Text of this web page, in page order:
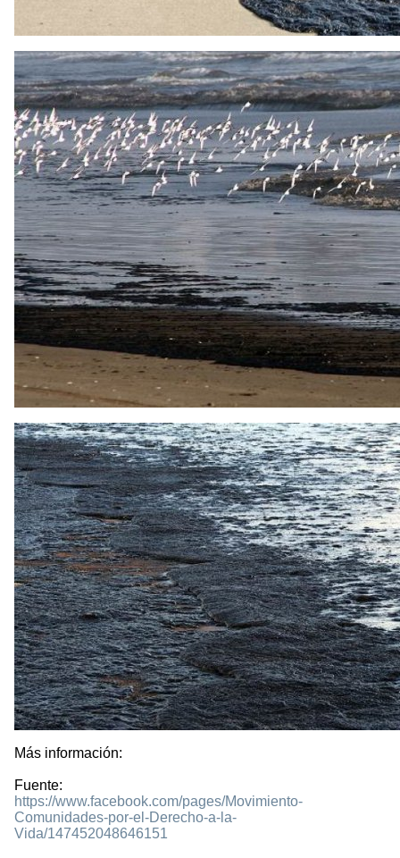
Más información:
Fuente:
https://www.facebook.com/pages/Movimiento-
Comunidades-por-el-Derecho-a-la-
Vida/147452048646151